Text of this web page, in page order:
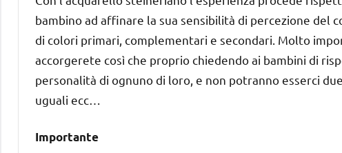
bambino ad affinare la sua sensibilità di percezione del
di colori primari, complementari e secondari. Molto
accorgerete così che proprio chiedendo ai bambini di
personalità di ognuno di loro, e non potranno esserci
uguali ecc…
Importante